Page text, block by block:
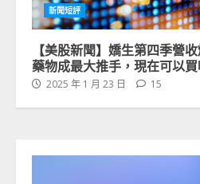
新聞短評
【美股新聞】嬌生第四季營
藥物成最大推手，現在可以買
2025 年 1 月 23 日 15